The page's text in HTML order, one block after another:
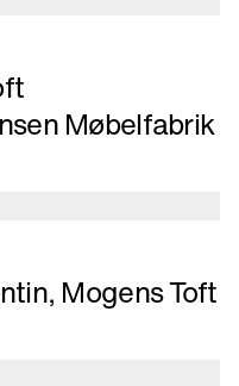
Møbelfabrik
, Mogens Toft